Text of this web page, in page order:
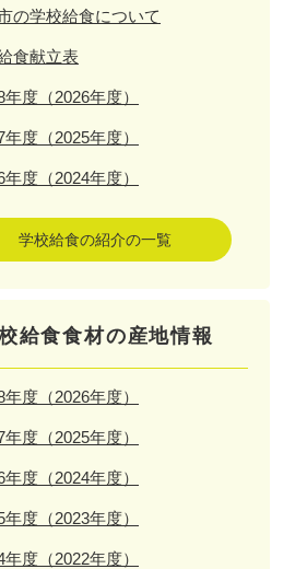
の学校給食について
食献立表
度（2026年度）
度（2025年度）
度（2024年度）
学校給食の紹介の一覧
給食食材の産地情報
度（2026年度）
度（2025年度）
度（2024年度）
度（2023年度）
度（2022年度）